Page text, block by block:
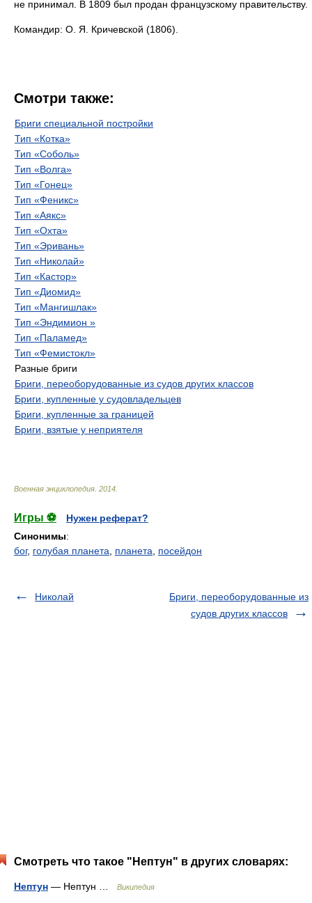
не принимал. В 1809 был продан французскому правительству.
Командир: О. Я. Кричевской (1806).
Смотри также:
Бриги специальной постройки
Тип «Котка»
Тип «Соболь»
Тип «Волга»
Тип «Гонец»
Тип «Феникс»
Тип «Аякс»
Тип «Охта»
Тип «Эривань»
Тип «Николай»
Тип «Кастор»
Тип «Диомид»
Тип «Мангишлак»
Тип «Эндимион »
Тип «Паламед»
Тип «Фемистокл»
Разные бриги
Бриги, переоборудованные из судов других классов
Бриги, купленные у судовладельцев
Бриги, купленные за границей
Бриги, взятые у неприятеля
Военная энциклопедия 2014
Игры ⚽
Нужен реферат?
Синонимы:
бог, голубая планета планета посейдон
Николай
Бриги, переоборудованные из
судов других классов
Смотреть что такое "Нептун" в других словарях:
Нептун — Нептун … Википедия